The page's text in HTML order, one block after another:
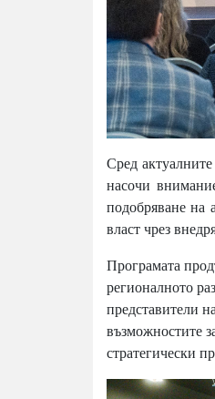
Сред
насочи
подобряване на
власт чрез
Програмата
регионалното
представители
възможностите
стратегически